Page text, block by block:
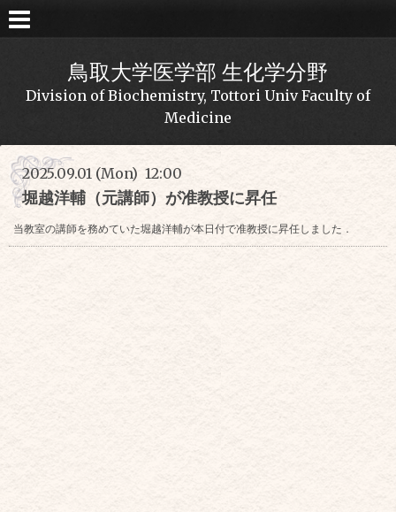
鳥取大学医学部 生化学分野
Division of Biochemistry, Tottori Univ Faculty of
Medicine
2025.09.01 (Mon) 12:00
堀越洋輔（元講師）が准教授に昇任
当教室の講師を務めていた堀越洋輔が本日付で准教授に昇任しました．